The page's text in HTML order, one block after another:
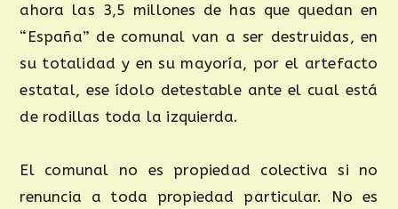
ahora las 3,5 millones de has que quedan en
“España” de comunal van a ser destruidas, en
su totalidad y en su mayoría, por el artefacto
estatal, ese ídolo detestable ante el cual está
de rodillas toda la izquierda.
El comunal no es propiedad colectiva si no
renuncia a toda propiedad particular. No es